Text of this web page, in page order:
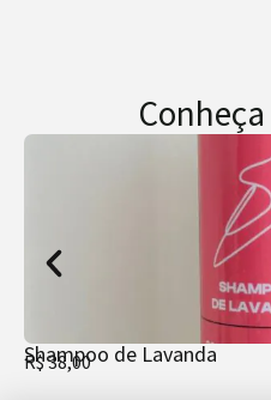
Shampoo de Lavanda
R$38,00